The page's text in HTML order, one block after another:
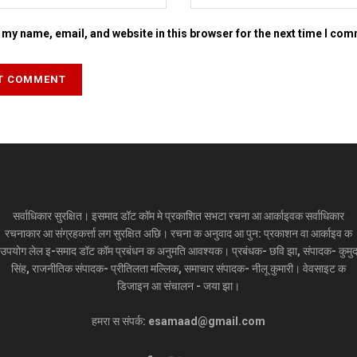
my name, email, and website in this browser for the next time I
सर्वाधिकार सुरक्षित। इसमाद डॉट कॉम मे प्रकाशित सभटा रचना आ आर्काइवक सर्वाधिकार
रचनाकार आ संग्रहकर्त्ता लग सुरक्षित अछि। रचना क अनुवाद आ पुन: प्रकाशन वा आर्काइव क
उपयोग लेल इ-समाद डॉट कॉम प्रबंधन क अनुमति आवश्यक। प्रबंधक- छवि झा, संपादक- कुमुद
सिंह, राजनीतिक संपादक- प्रीतिलता मल्लिक, समाचार संपादक- नीलू कुमारी। वेवसाइट क
डिजाइन आ संचालन - जया झा।
हमरा स संपर्क: esamaad@gmail.com